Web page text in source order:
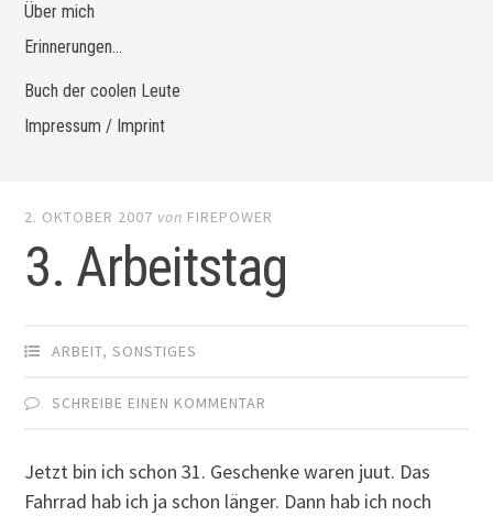
Über mich
Erinnerungen…
Buch der coolen Leute
Impressum / Imprint
2. OKTOBER 2007 von FIREPOWER
3. Arbeitstag
ARBEIT,SONSTIGES
SCHREIBE EINEN KOMMENTAR
Jetzt bin ich schon 31. Geschenke waren juut. Das
Fahrrad hab ich ja schon länger. Dann hab ich noch